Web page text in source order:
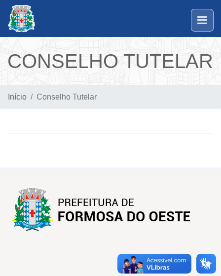
CONSELHO TUTELAR
Início Conselho Tutelar